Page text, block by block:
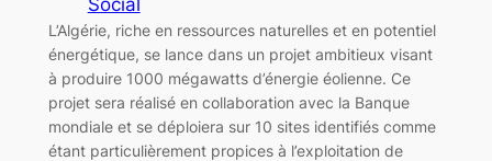
L’Algérie, riche en ressources naturelles et en potentiel
énergétique, se lance dans un projet ambitieux visant
à produire 1000 mégawatts d’énergie éolienne. Ce
projet sera réalisé en collaboration avec la Banque
mondiale et se déploiera sur 10 sites identifiés comme
étant particulièrement propices à l’exploitation de